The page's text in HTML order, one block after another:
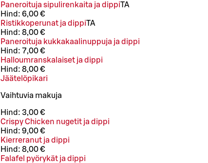
Paneroituja sipulirenkaita ja dippiTA
Hind: 6,00 €
Ristikkoperunat ja dippiTA
Hind: 8,00 €
Paneroituja kukkakaalinuppuja ja dippi
Hind: 7,00 €
Halloumranskalaiset ja dippi
Hind: 8,00 €
Jäätelöpikari
Vaihtuvia makuja
Hind: 3,00 €
Crispy Chicken nugetit ja dippi
Hind: 9,00 €
Kierreranut ja dippi
Hind: 8,00 €
Falafel pyörykät ja dippi